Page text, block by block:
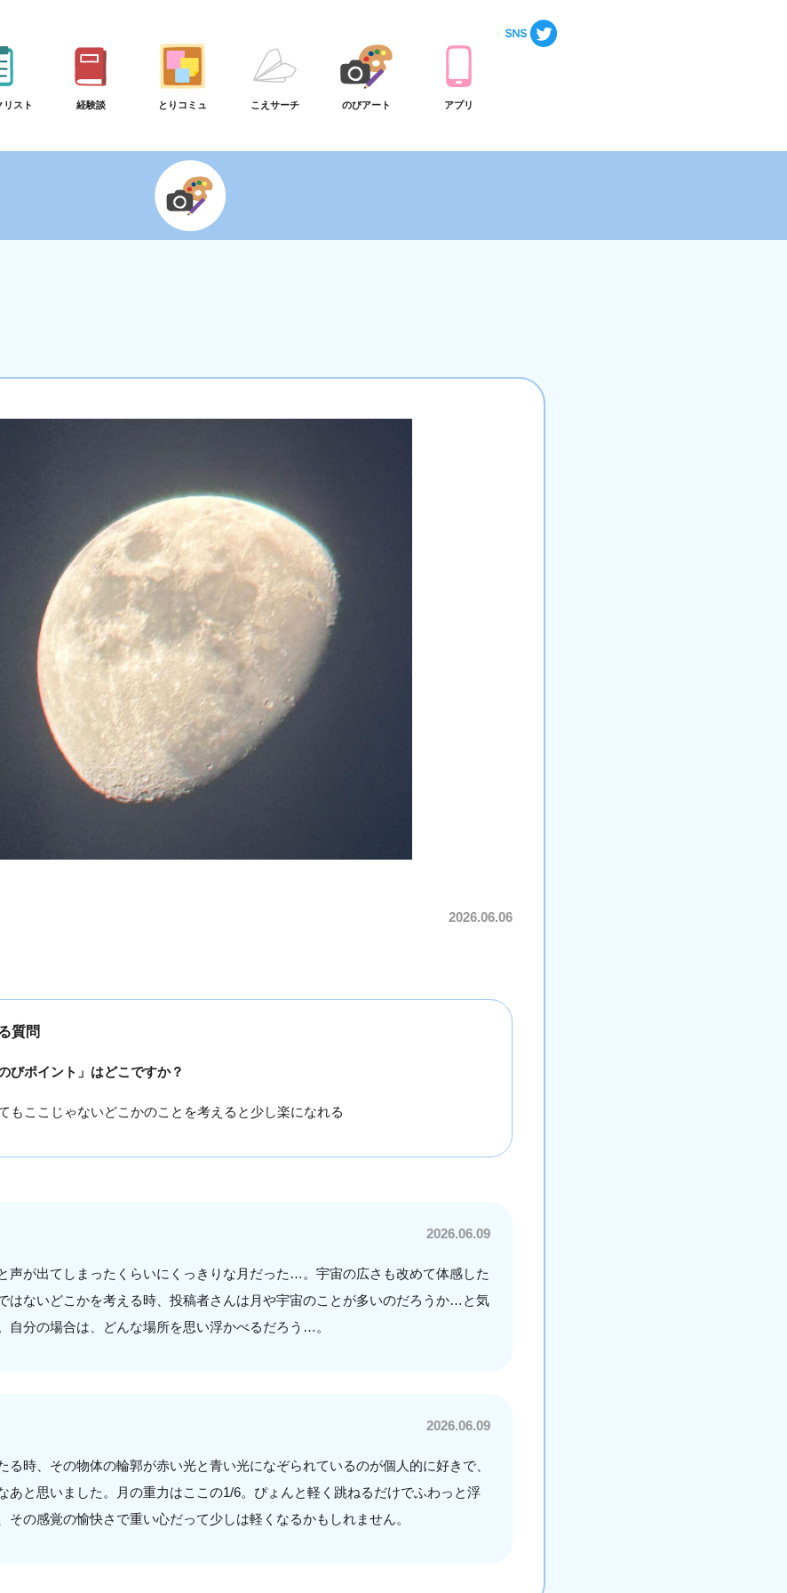
リスト 経験談 とりコミュ こえサーチ のびアート アプリ
2026.06.06
質問
びポイント」はどこですか？
もここじゃないどこかのことを考えると少し楽になれる
2026.06.09
声が出てしまったくらいにくっきりな月だった…。宇宙の広さも改めて体感した
はないどこかを考える時、投稿者さんは月や宇宙のことが多いのだろうか…と気
自分の場合は、どんな場所を思い浮かべるだろう…。
2026.06.09
る時、その物体の輪郭が赤い光と青い光になぞられているのが個人的に好きで、
あと思いました。月の重力はここの1/6。ぴょんと軽く跳ねるだけでふわっと浮
その感覚の愉快さで重い心だって少しは軽くなるかもしれません。